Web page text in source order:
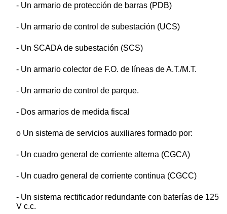
- Un armario de protección de barras (PDB)
- Un armario de control de subestación (UCS)
- Un SCADA de subestación (SCS)
- Un armario colector de F.O. de líneas de A.T./M.T.
- Un armario de control de parque.
- Dos armarios de medida fiscal
o Un sistema de servicios auxiliares formado por:
- Un cuadro general de corriente alterna (CGCA)
- Un cuadro general de corriente continua (CGCC)
- Un sistema rectificador redundante con baterías de 125
V c.c.